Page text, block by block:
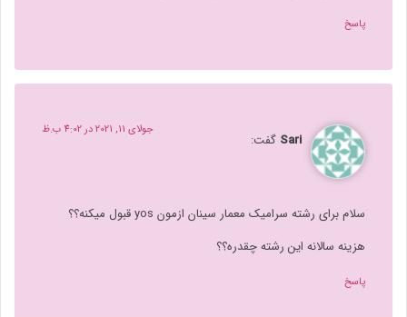
پاسخ
Sari گفت:
جولای 11, 2021 در 4:02 ب.ظ
سلام برای رشته سرامیک معمار سینان ازمون yos قبول میکنه؟؟
هزینه سالانه این رشته چقدره؟؟
پاسخ